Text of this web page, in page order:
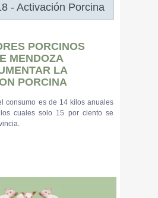
- Activación Porcina
PORCINOS
MENDOZA
LA
PORCINA
consumo es de 14 kilos anuales
cuales solo 15 por ciento se